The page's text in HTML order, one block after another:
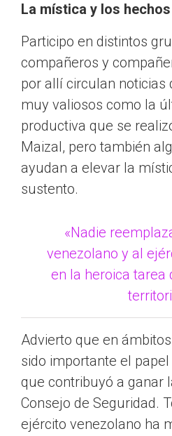
La mística y los hechos
Participo en distintos
compañeros y
por allí circulan noticias
muy valiosos como la
productiva que se
Maizal, pero también
ayudan a elevar la
sustento.
«Nadie
venezolano y al
en la heroica tarea
Advierto que en
sido importante el papel
que contribuyó a ganar
Consejo de Seguridad.
ejército venezolano ha